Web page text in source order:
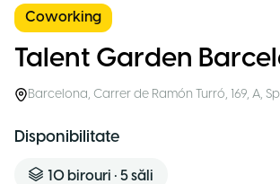
Coworking
Talent Garden
Barcelona, Carrer de Ramón Turró, 169, A,
Disponibilitate
10 birouri • 5săli